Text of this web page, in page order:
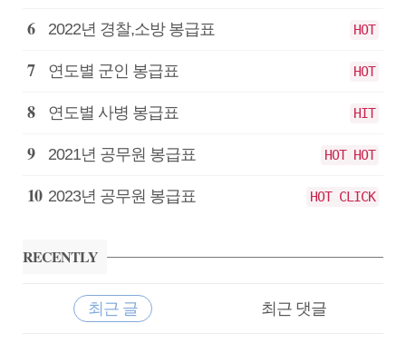
2022년 경찰,소방 봉급표 HOT
연도별 군인 봉급표 HOT
연도별 사병 봉급표 HIT
2021년 공무원 봉급표 HOT HOT
2023년 공무원 봉급표 HOT CLICK
RECENTLY
최근 글 최근 댓글